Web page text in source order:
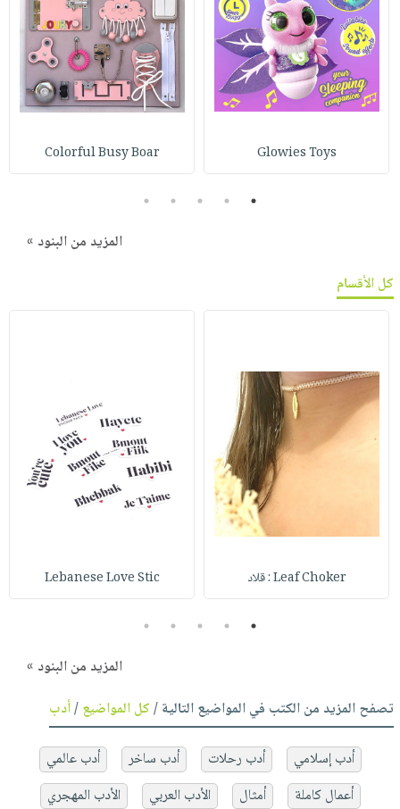
Glowies Toys
Colorful Busy Boar
1
2
3
4
5
المزيد من البنود »
كل الأقسام
Leaf Choker : قلاد Lebanese Love Stic
1
2
3
4
5
المزيد من البنود »
تصفح المزيد من الكتب في المواضيع التالية /كل المواضيع/أدب
أدب إسلامي أدب رحلات أدب ساخر
أدب عالمي
أعمال كاملة
أمثال الأدب العربي
الأدب المهجري